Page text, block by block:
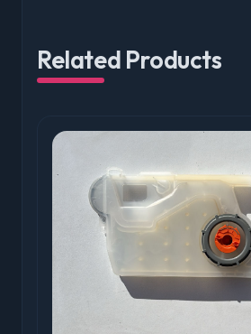
Related Products